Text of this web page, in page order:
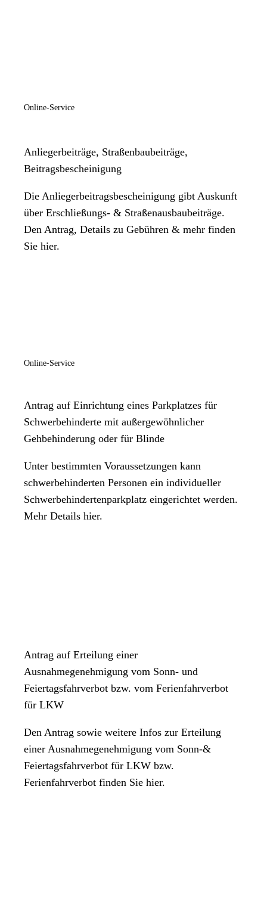
Online-Service
Anliegerbeiträge, Straßenbaubeiträge,
Beitragsbescheinigung
Die Anliegerbeitragsbescheinigung gibt Auskunft
über Erschließungs- & Straßenausbaubeiträge.
Den Antrag, Details zu Gebühren & mehr finden
Sie hier.
Online-Service
Antrag auf Einrichtung eines Parkplatzes für
Schwerbehinderte mit außergewöhnlicher
Gehbehinderung oder für Blinde
Unter bestimmten Voraussetzungen kann
schwerbehinderten Personen ein individueller
Schwerbehindertenparkplatz eingerichtet werden.
Mehr Details hier.
Antrag auf Erteilung einer
Ausnahmegenehmigung vom Sonn- und
Feiertagsfahrverbot bzw. vom Ferienfahrverbot
für LKW
Den Antrag sowie weitere Infos zur Erteilung
einer Ausnahmegenehmigung vom Sonn-&
Feiertagsfahrverbot für LKW bzw.
Ferienfahrverbot finden Sie hier.